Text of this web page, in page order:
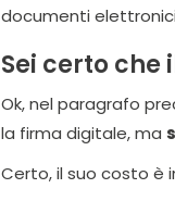
documenti
Sei certo
Ok, nel paragrafo
la firma digitale, ma
Certo, il suo costo è